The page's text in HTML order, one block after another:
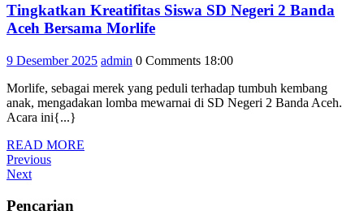
Tingkatkan Kreatifitas Siswa SD Negeri 2 Banda
Aceh Bersama MorlifeTingkatkan
Siswa
SD
Negeri
9 Desember 20259
2025
admin admin
0 Comments 18:00
Morlife, sebagai merek yang peduli terhadap tumbuh kembang
anak, mengadakan lomba mewarnai di SD Negeri 2 Banda Aceh.
Acara ini{...}
READ MORE
Navigasi
pos
Previous
Post
Previous
Next
Next
Pencarian